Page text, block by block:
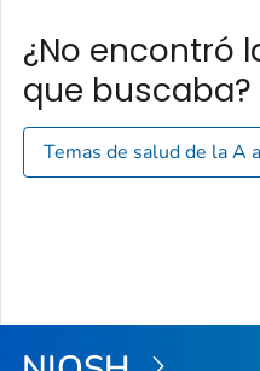
¿No encontró
que buscaba?
Temas de salud de la A